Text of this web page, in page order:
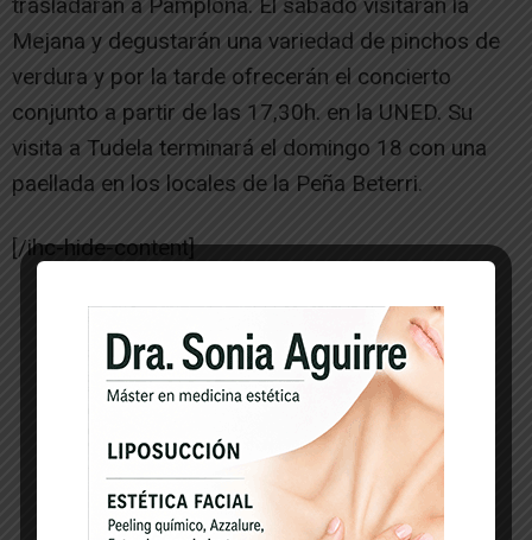
Mejana y degustarán una variedad de pinchos de
verdura y por la tarde ofrecerán el concierto
conjunto a partir de las 17,30h. en la UNED. Su
visita a Tudela terminará el domingo 18 con una
paellada en los locales de la Peña Beterri.
[/ihc-hide-content]
-- Publicidad --